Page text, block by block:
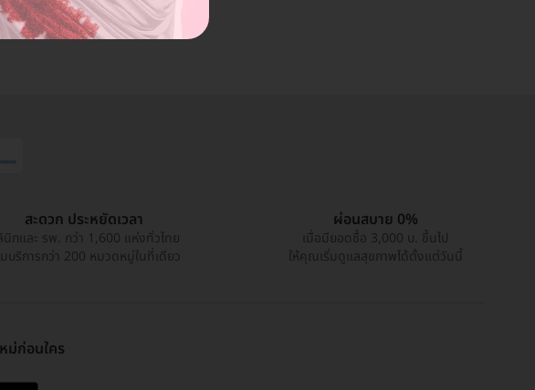
สะดวก ประหยัดเวลา
นิกและ รพ. กว่า 1,600 แห่งทั่วไทย
บริการกว่า 200 หมวดหมู่ในที่เดียว
ผ่อนสบาย 0%
เมื่อมียอดซื้อ 3,000 บ. ขึ้นไป
ให้คุณเริ่มดูแลสุขภาพได้ตั้งแต่วันนี้
ม่ก่อนใคร